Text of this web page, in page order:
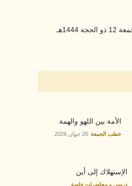
1444هـ
الأمة بين اللهو والهمة
خطب الجمعة 26 جوان 2026
الإستهلاك إلى أين
دروس و محاضرات خاصة